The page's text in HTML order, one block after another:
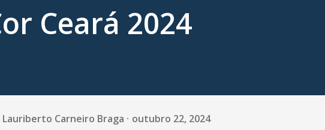
Ceará 2024
Lauriberto Carneiro Braga outubro 22, 2024